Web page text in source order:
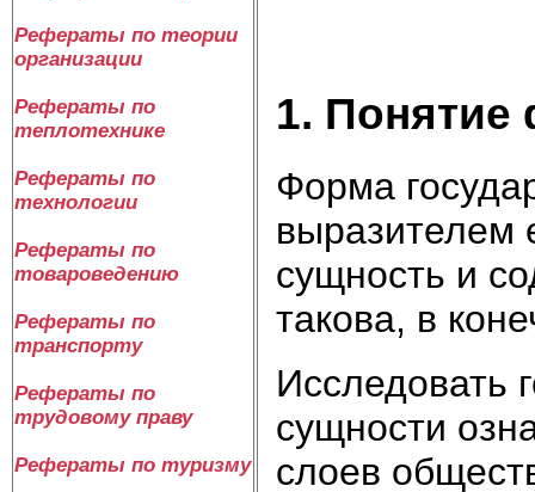
Рефераты по теории
организации
Рефераты по
теплотехнике
Рефераты по
технологии
Рефераты по
товароведению
Рефераты по
транспорту
Рефераты по
трудовому праву
Рефераты по туризму
1. Понятие
Форма
выразителем
сущность и
такова, в
Исследовать
сущности
слоев